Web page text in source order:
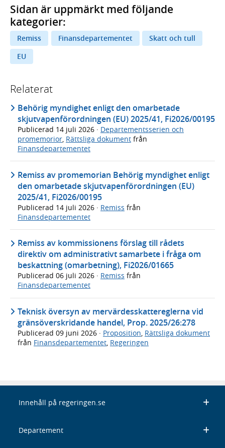
Sidan är uppmärkt med följande
kategorier:
Remiss Finansdepartementet
Skatt och tull
EU
Relaterat
Behörig myndighet enligt den omarbetade
skjutvapenförordningen (EU) 2025/41, Fi2026/00195
Publicerad 14 juli 2026 · Departementsserien och
promemorior, Rättsliga dokument från
Finansdepartementet
Remiss av promemorian Behörig myndighet enligt
den omarbetade skjutvapenförordningen (EU)
2025/41, Fi2026/00195
Publicerad 14 juli 2026 · Remiss från
Finansdepartementet
Remiss av kommissionens förslag till rådets
direktiv om administrativt samarbete i fråga om
beskattning (omarbetning), Fi2026/01665
Publicerad 06 juli 2026 · Remiss från
Finansdepartementet
Teknisk översyn av mervärdesskattereglerna vid
gränsöverskridande handel, Prop. 2025/26:278
Publicerad 09 juni 2026 · Proposition, Rättsliga dokument
från Finansdepartementet, Regeringen
Innehåll på regeringen.se
Departement